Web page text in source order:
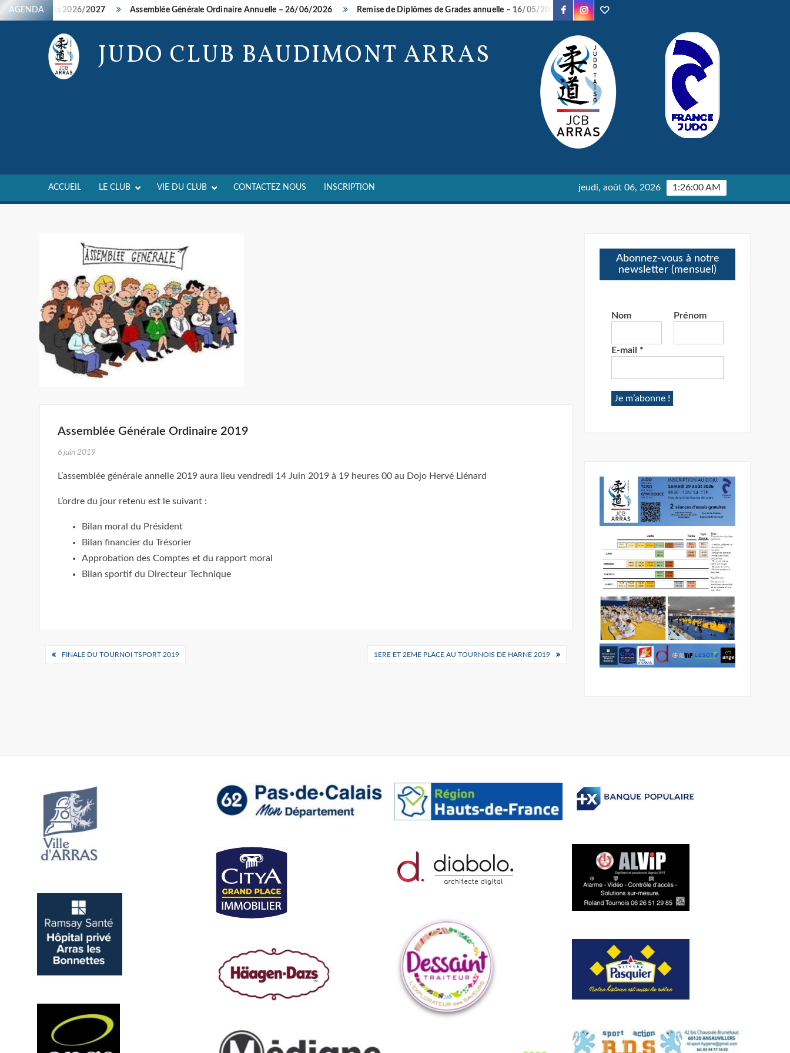
Skip
to
AGENDA 2026/2027 Assemblée Générale Ordinaire Annuelle – 26/06/2026 Remise de Diplômes de Grades annuelle – 16/05/2026 Soirée Judo – 24/01/2026
FacebookInstagram
TikTok
JUDO CLUB BAUDIMONT ARRAS
ACCUEIL LE CLUB VIE DU CLUB CONTACTEZ NOUS INSCRIPTION 1:26:00 AM
jeudi, août 06, 2026
Assemblée Générale Ordinaire 2019
6 juin 2019
L’assemblée générale annelle 2019 aura lieu vendredi 14 Juin 2019 à 19 heures 00 au Dojo Hervé Liénard
L’ordre du jour retenu est le suivant :
Bilan moral du Président
Bilan financier du Trésorier
Approbation des Comptes et du rapport moral
Bilan sportif du Directeur Technique
Navigation
FINALE DU TOURNOI TSPORT 2019 1ERE ET 2EME PLACE AU TOURNOIS DE HARNE 2019
Abonnez-vous à notre
newsletter (mensuel)
Nom Prénom
E-mail *